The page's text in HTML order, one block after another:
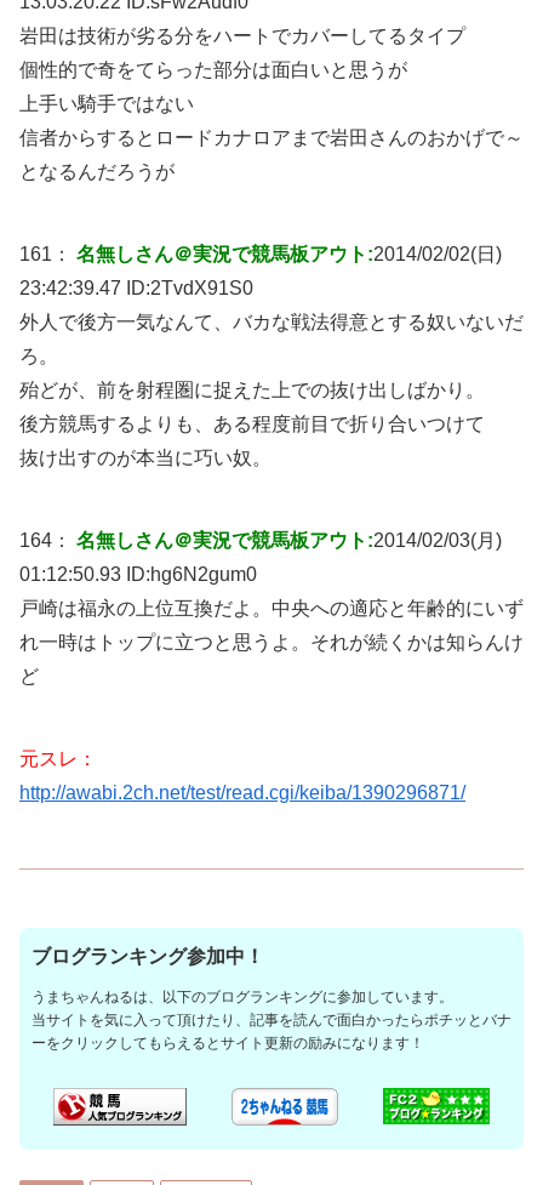
岩田は技術が劣る分をハートでカバーしてるタイプ
個性的で奇をてらった部分は面白いと思うが
上手い騎手ではない
信者からするとロードカナロアまで岩田さんのおかげで～
となるんだろうが
161： 名無しさん＠実況で競馬板アウト:2014/02/02(日)
23:42:39.47 ID:2TvdX91S0
外人で後方一気なんて、バカな戦法得意とする奴いないだ
ろ。
殆どが、前を射程圏に捉えた上での抜け出しばかり。
後方競馬するよりも、ある程度前目で折り合いつけて
抜け出すのが本当に巧い奴。
164： 名無しさん＠実況で競馬板アウト:2014/02/03(月)
01:12:50.93 ID:hg6N2gum0
戸崎は福永の上位互換だよ。中央への適応と年齢的にいず
れ一時はトップに立つと思うよ。それが続くかは知らんけ
ど
元スレ：
http://awabi.2ch.net/test/read.cgi/keiba/1390296871/
ブログランキング参加中！
うまちゃんねるは、以下のブログランキングに参加しています。
当サイトを気に入って頂けたり、記事を読んで面白かったらポチッとバナ
ーをクリックしてもらえるとサイト更新の励みになります！